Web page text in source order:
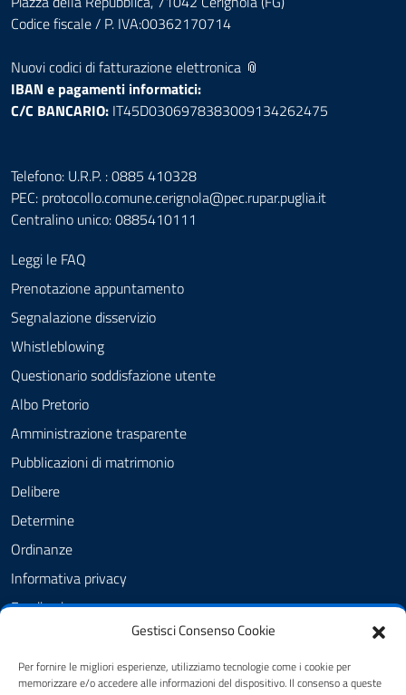
Gestisci Consenso Cookie
Per fornire le migliori esperienze, utilizziamo tecnologie come i cookie per
memorizzare e/o accedere alle informazioni del dispositivo. Il consenso a queste
Codice fiscale / P. IVA:00362170714
Nuovi codici di fatturazione elettronica 📎
IBAN e pagamenti informatici:
C/C BANCARIO: IT45D0306978383009134262475
Telefono: U.R.P. : 0885 410328
PEC: protocollo.comune.cerignola@pec.rupar.puglia.it
Centralino unico: 0885410111
Leggi le FAQ
Prenotazione appuntamento
Segnalazione disservizio
Whistleblowing
Questionario soddisfazione utente
Albo Pretorio
Amministrazione trasparente
Pubblicazioni di matrimonio
Delibere
Determine
Ordinanze
Informativa privacy
Feedback
Dichiarazione di accessibilità